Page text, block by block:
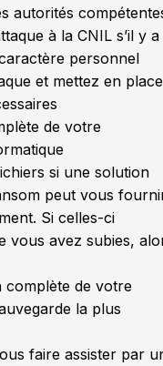
autorités
à la CNIL s’il y a
personnel
et mettez en place
de votre
si une solution
peut vous
Si celles-ci
vous avez subies,
complète de votre
la plus
faire assister par